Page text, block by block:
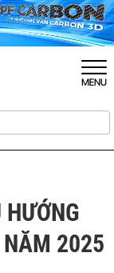
NĂM 2025